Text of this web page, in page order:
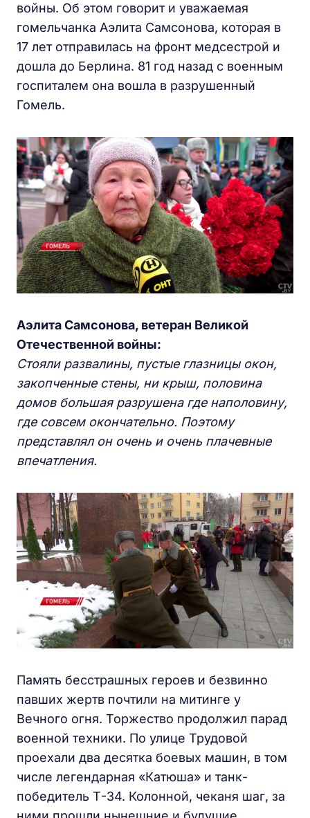
войны. Об этом говорит и уважаемая
гомельчанка Аэлита Самсонова, которая в
17 лет отправилась на фронт медсестрой и
дошла до Берлина. 81 год назад с военным
госпиталем она вошла в разрушенный
Гомель.
Аэлита Самсонова, ветеран Великой
Отечественной войны:
Стояли развалины, пустые глазницы окон,
закопченные стены, ни крыш, половина
домов большая разрушена где наполовину,
где совсем окончательно. Поэтому
представлял он очень и очень плачевные
впечатления.
Память бесстрашных героев и безвинно
павших жертв почтили на митинге у
Вечного огня. Торжество продолжил парад
военной техники. По улице Трудовой
проехали два десятка боевых машин, в том
числе легендарная «Катюша» и танк-
победитель Т-34. Колонной, чеканя шаг, за